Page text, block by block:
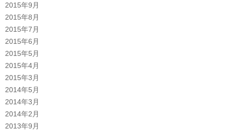
2015年9月
2015年8月
2015年7月
2015年6月
2015年5月
2015年4月
2015年3月
2014年5月
2014年3月
2014年2月
2013年9月